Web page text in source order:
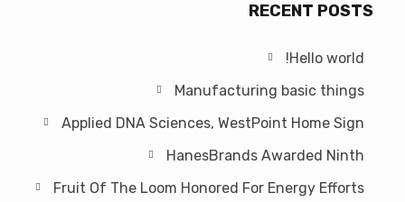
RECENT POSTS
Hello world!
Manufacturing basic things
Applied DNA Sciences, WestPoint Home Sign
HanesBrands Awarded Ninth
Fruit Of The Loom Honored For Energy Efforts